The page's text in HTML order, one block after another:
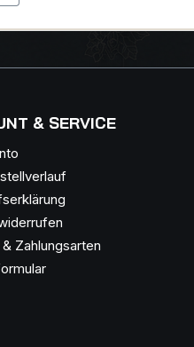
& SERVICE
Zahlungsarten